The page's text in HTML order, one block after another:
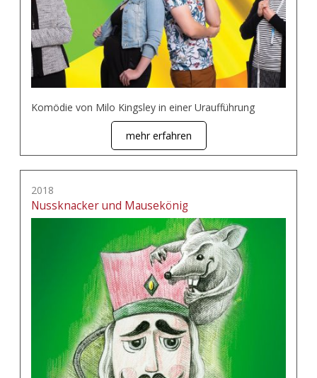
Komödie von Milo Kingsley in einer Uraufführung
mehr erfahren
2018
Nussknacker und Mausekönig